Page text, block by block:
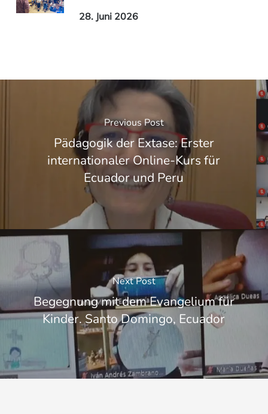
28. Juni 2026
Previous Post
Pädagogik der Extase: Erster
internationaler Online-Kurs für
Ecuador und Peru
Next Post
Begegnung mit dem Evangelium für
Kinder. Santo Domingo, Ecuador